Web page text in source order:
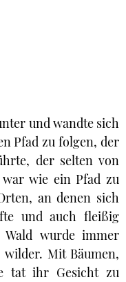
und wandte sich
Pfad zu folgen, der
der selten von
wie ein Pfad zu
an denen sich
und auch fleißig
Wald wurde immer
Mit Bäumen,
tat ihr Gesicht zu